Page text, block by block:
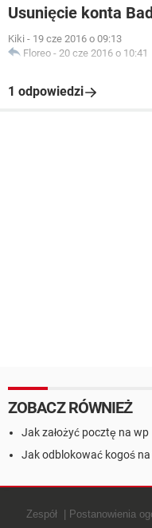
Usunięcie konta
Kiki - 19 cze 2016 o 09:13
Floreo - 20 cze 2016 o 10:41
1 odpowiedzi
ZOBACZ RÓWNIEŻ
Jak założyć pocztę na wp
Jak odblokować kogoś
Zespół Postanowienia